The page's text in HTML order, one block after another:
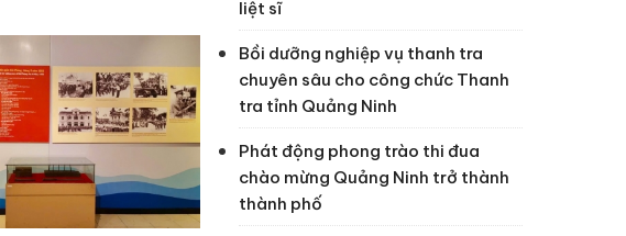
liệt sĩ
Bồi dưỡng nghiệp vụ thanh tra
chuyên sâu cho công chức Thanh
tra tỉnh Quảng Ninh
Phát động phong trào thi đua
chào mừng Quảng Ninh trở thành
thành phố